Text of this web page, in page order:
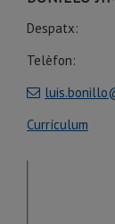
Despatx:
Telèfon:
Currículum